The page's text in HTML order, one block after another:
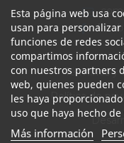
Términos y
Política de
Esta página web usa
usan para
funciones de redes
compartimos
con nuestros partners
web, quienes pueden
les haya
uso que haya hecho
Más información